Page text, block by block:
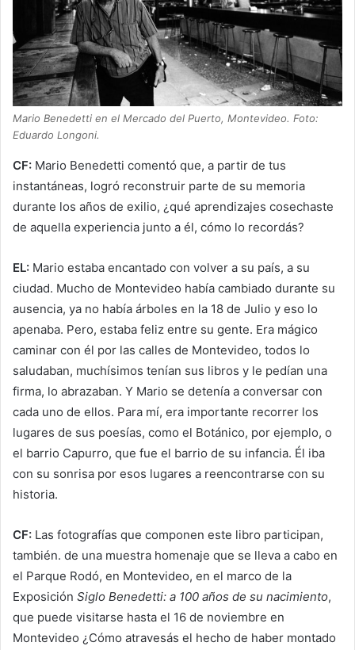
Mario Benedetti en el Mercado del Puerto, Montevideo. Foto:
Eduardo Longoni.
CF: Mario Benedetti comentó que, a partir de tus
instantáneas, logró reconstruir parte de su memoria
durante los años de exilio, ¿qué aprendizajes cosechaste
de aquella experiencia junto a él, cómo lo recordás?
EL: Mario estaba encantado con volver a su país, a su
ciudad. Mucho de Montevideo había cambiado durante su
ausencia, ya no había árboles en la 18 de Julio y eso lo
apenaba. Pero, estaba feliz entre su gente. Era mágico
caminar con él por las calles de Montevideo, todos lo
saludaban, muchísimos tenían sus libros y le pedían una
firma, lo abrazaban. Y Mario se detenía a conversar con
cada uno de ellos. Para mí, era importante recorrer los
lugares de sus poesías, como el Botánico, por ejemplo, o
el barrio Capurro, que fue el barrio de su infancia. Él iba
con su sonrisa por esos lugares a reencontrarse con su
historia.
CF: Las fotografías que componen este libro participan,
también. de una muestra homenaje que se lleva a cabo en
el Parque Rodó, en Montevideo, en el marco de la
Exposición Siglo Benedetti: a 100 años de su nacimiento,
que puede visitarse hasta el 16 de noviembre en
Montevideo ¿Cómo atravesás el hecho de haber montado